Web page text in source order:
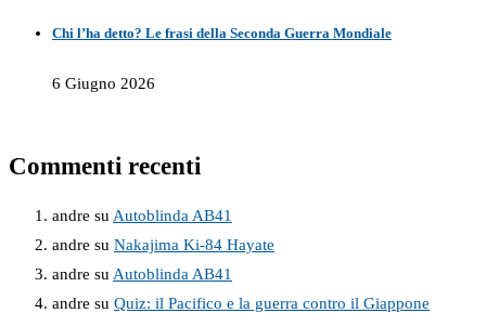
Chi l’ha detto? Le frasi della Seconda Guerra Mondiale
6 Giugno 2026
Commenti recenti
andre su Autoblinda AB41
andre su Nakajima Ki-84 Hayate
andre su Autoblinda AB41
andre su Quiz: il Pacifico e la guerra contro il Giappone